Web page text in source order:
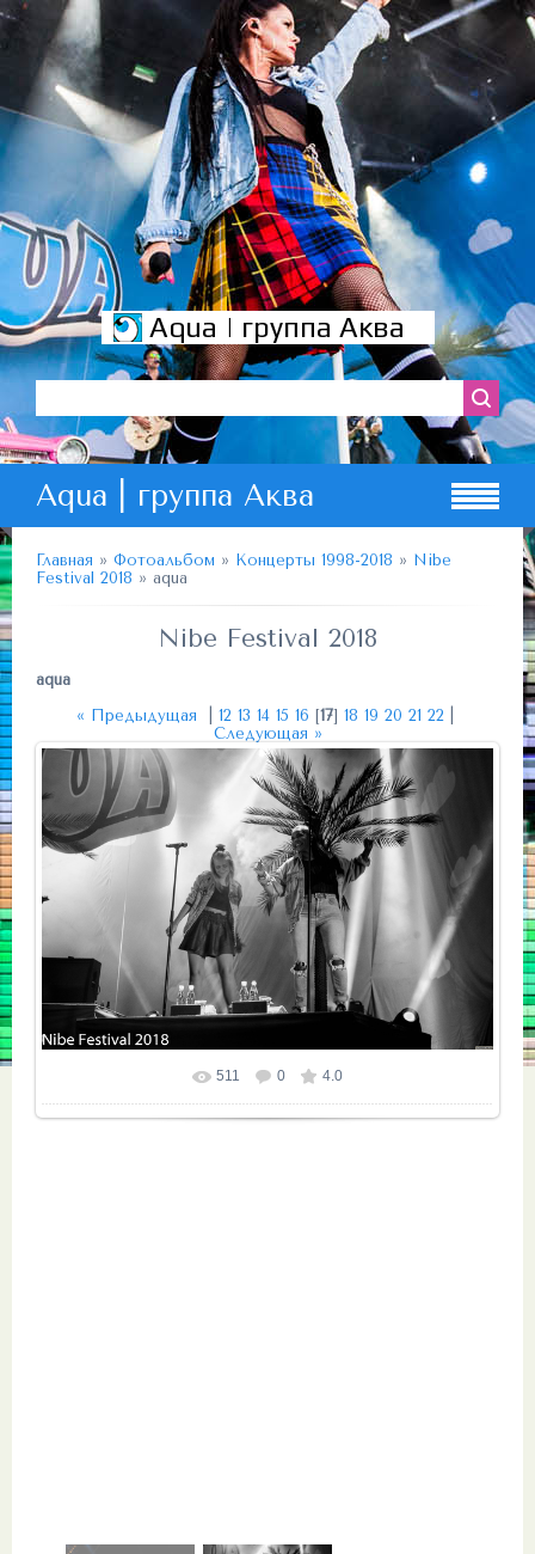
Aqua | группа Аква
Aqua | группа Аква
Главная » Фотоальбом » Концерты 1998-2018 » Nibe
Festival 2018 » aqua
Nibe Festival 2018
aqua
« Предыдущая
12 13 14 15 16 [17] 18 19 20 21 22|
Следующая »
Размер фотографии: 3504x2336
511 0 4.0